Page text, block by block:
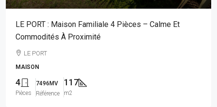
LE PORT : Maison Familiale 4 Pièces – Calme Et
Commodités À Proximité
LE PORT
MAISON
4
Pièces
7496MV
Référence
117
m2